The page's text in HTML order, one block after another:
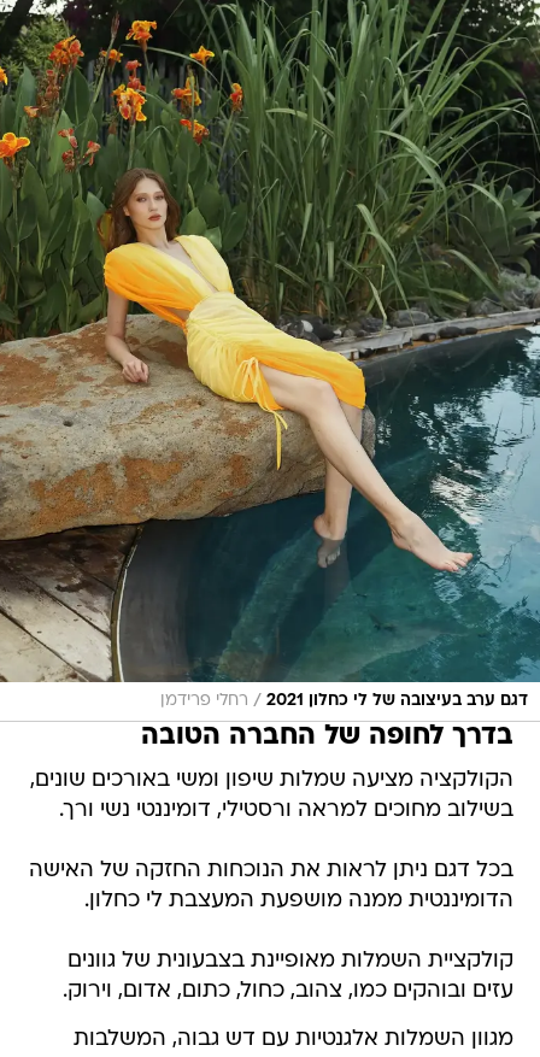
דגם ערב בעיצובה של לי כחלון 2021 / רחלי פרידמן
בדרך לחופה של החברה הטובה
הקולקציה מציעה שמלות שיפון ומשי באורכים שונים,
בשילוב מחוכים למראה ורסטילי, דומיננטי נשי ורך.
בכל דגם ניתן לראות את הנוכחות החזקה של האישה
הדומיננטית ממנה מושפעת המעצבת לי כחלון.
קולקציית השמלות מאופיינת בצבעונית של גוונים
עזים ובוהקים כמו, צהוב, כחול, כתום, אדום, וירוק.
מגוון השמלות אלגנטיות עם דש גבוה, המשלבות